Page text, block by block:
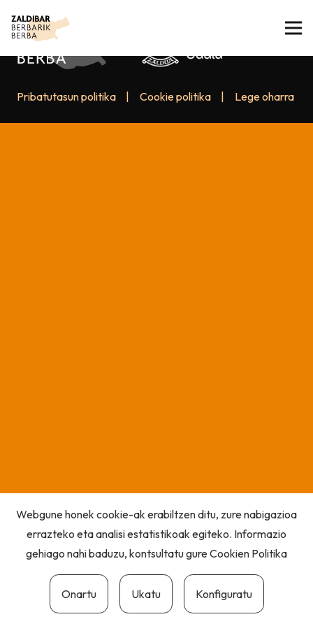
Pribatutasun politika Cookie politika Lege oharra
Webgune honek cookie-ak erabiltzen ditu, zure nabigazioa
errazteko eta analisi estatistikoak egiteko. Informazio
gehiago nahi baduzu, kontsultatu gureCookien Politika
Onartu Ukatu Konfiguratu